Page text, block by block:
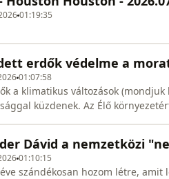
01:19:35
erdők védelme a
01:07:58
a klimatikus változások
küzdenek. Az Élő
a védett erdő
Dávid a nemzetközi
01:10:15
szándékosan hozom létre, amit